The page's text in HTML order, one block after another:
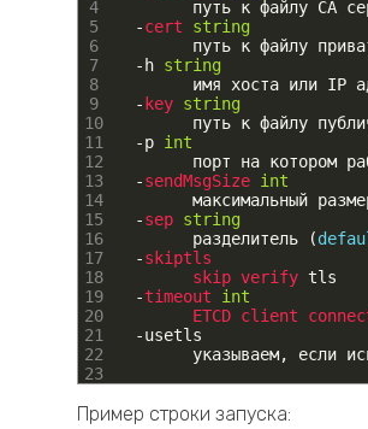
4
5
6
7
8
9
10
11
12
13
14
15
16
17
18
19
20
21
22
23
путь к файлу CA
-cert string
путь к файлу
- h string
имя
хоста или IP
- key string
путь к файлу
-p int
порт
на котором
-sendMsgSize int
максимальный
-sep string
разделитель
(
-skiptls
skip verify tls
-timeout int
ETCD client
-usetls
указываем, если
Пример строки запуска: